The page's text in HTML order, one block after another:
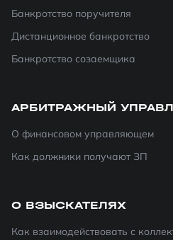
Банкротство поручителя
Дистанционное банкротство
Банкротство созаемщика
АРБИТРАЖНЫЙ
О финансовом управляющем
Как должники получают ЗП
О ВЗЫСКАТЕЛЯХ
Как взаимодействовать с